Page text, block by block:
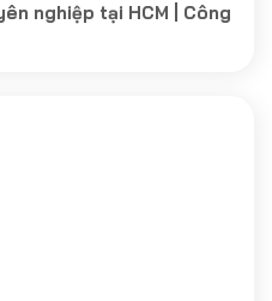
nghiệp tại HCM | Công